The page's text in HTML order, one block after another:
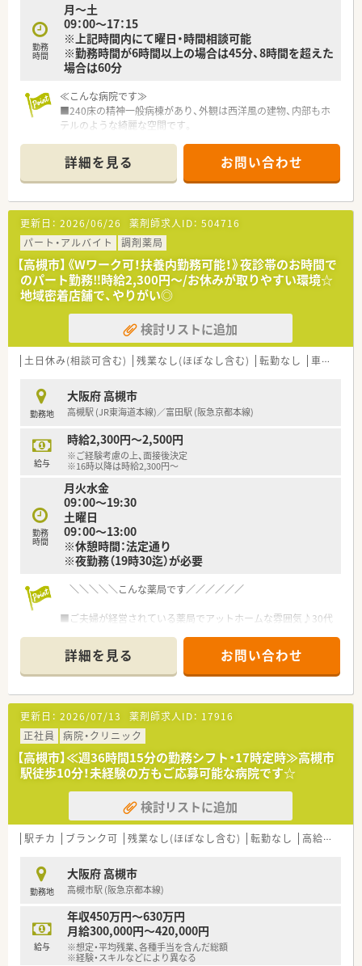
勤務
時間
月～土
09：00～17：15
※上記時間内にて曜日・時間相談可能
※勤務時間が6時間以上の場合は45分、8時間を超えた
場合は60分
≪こんな病院です≫
■240床の精神一般病棟があり、外観は西洋風の建物、内部もホ
テルのような綺麗な空間です。
一緒に体験して頂くことが出来ます。
■車通勤が可能であり、バスの場合は高槻から無料のシャトルバ
スの運行をしております。
■有給消化も100％できて、急なお休みにも対応できる環境で
す。
≪業務内容≫
■入院患者様の調剤、監査、服薬指導 ※外来は院外処方
■医薬品管理、医薬品情報管理
■持参薬管理
≪おすすめポイント≫
■09：00～17：15が基本シフトとなりますが、ＡＭのみなど時短
勤務の希望も叶います
■土日祝日休みなど、勤務曜日の相談も可能です。
■ブランクある方もご応募可能です。
詳細を見る お問い合わせ
更新日： 2026/06/26 薬剤師求人ID： 504716
パート・アルバイト
調剤薬局
【高槻市】《Wワーク可！扶養内勤務可能！》夜診帯のお時間で
のパート勤務‼時給2,300円～/お休みが取りやすい環境☆
地域密着店舗で、やりがい◎
検討リストに追加
土日休み(相談可含む) 残業なし(ほぼなし含む) 転勤なし 車通勤可
勤務地
大阪府 高槻市
高槻駅 (JR東海道本線)／富田駅 (阪急京都本線)
給与
時給2,300円～2,500円
※ご経験考慮の上、面接後決定
※16時以降は時給2,300円～
勤務
時間
月火水金
09：00～19:30
土曜日
09：00～13:00
※休憩時間：法定通り
※夜勤務（19時30迄）が必要
＼＼＼＼＼こんな薬局です／／／／／／
■ご夫婦が経営されている薬局でアットホームな雰囲気♪30代
■勤務体制も充実しており、お休みも取りやすい環境◎残業も少
なめ！子育て世代の方も安心して働けます☆
■「オンライン服薬指導」導入予定！患者様が気軽に相談できる
地域密着型店舗です♪
患者様との距離近く、やりがいもバッチリ！！
■車通勤可能！コンビニ近く便利な立地◎
■主なお仕事・・・外来対応（循環器内科50％）、施設調剤、服薬指
導
詳細を見る お問い合わせ
更新日： 2026/07/13 薬剤師求人ID： 17916
正社員
病院・クリニック
【高槻市】≪週36時間15分の勤務シフト・17時定時≫高槻市
駅徒歩10分！未経験の方もご応募可能な病院です☆
検討リストに追加
駅チカ ブランク可 残業なし(ほぼなし含む) 転勤なし 高給与(600万円以上)
勤務地
大阪府 高槻市
高槻市駅 (阪急京都本線)
給与
年収450万円～630万円
月給300,000円～420,000円
※想定・平均残業、各種手当を含んだ総額
※経験・スキルなどにより異なる